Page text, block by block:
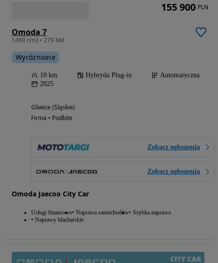
Omoda 7
1499 cm3 • 279 KM
Wyróżnione
10 km Hybryda Plug-in
Automatyczna
2025
Gliwice (Śląskie)
Firma • Podbite
Zobacz ogłoszenia
Zobacz ogłoszenia
Omoda Jaecoo City Car
Usługi finansowe Naprawa samochodów Szybka naprawa
Naprawy blacharskie
155 900 PLN